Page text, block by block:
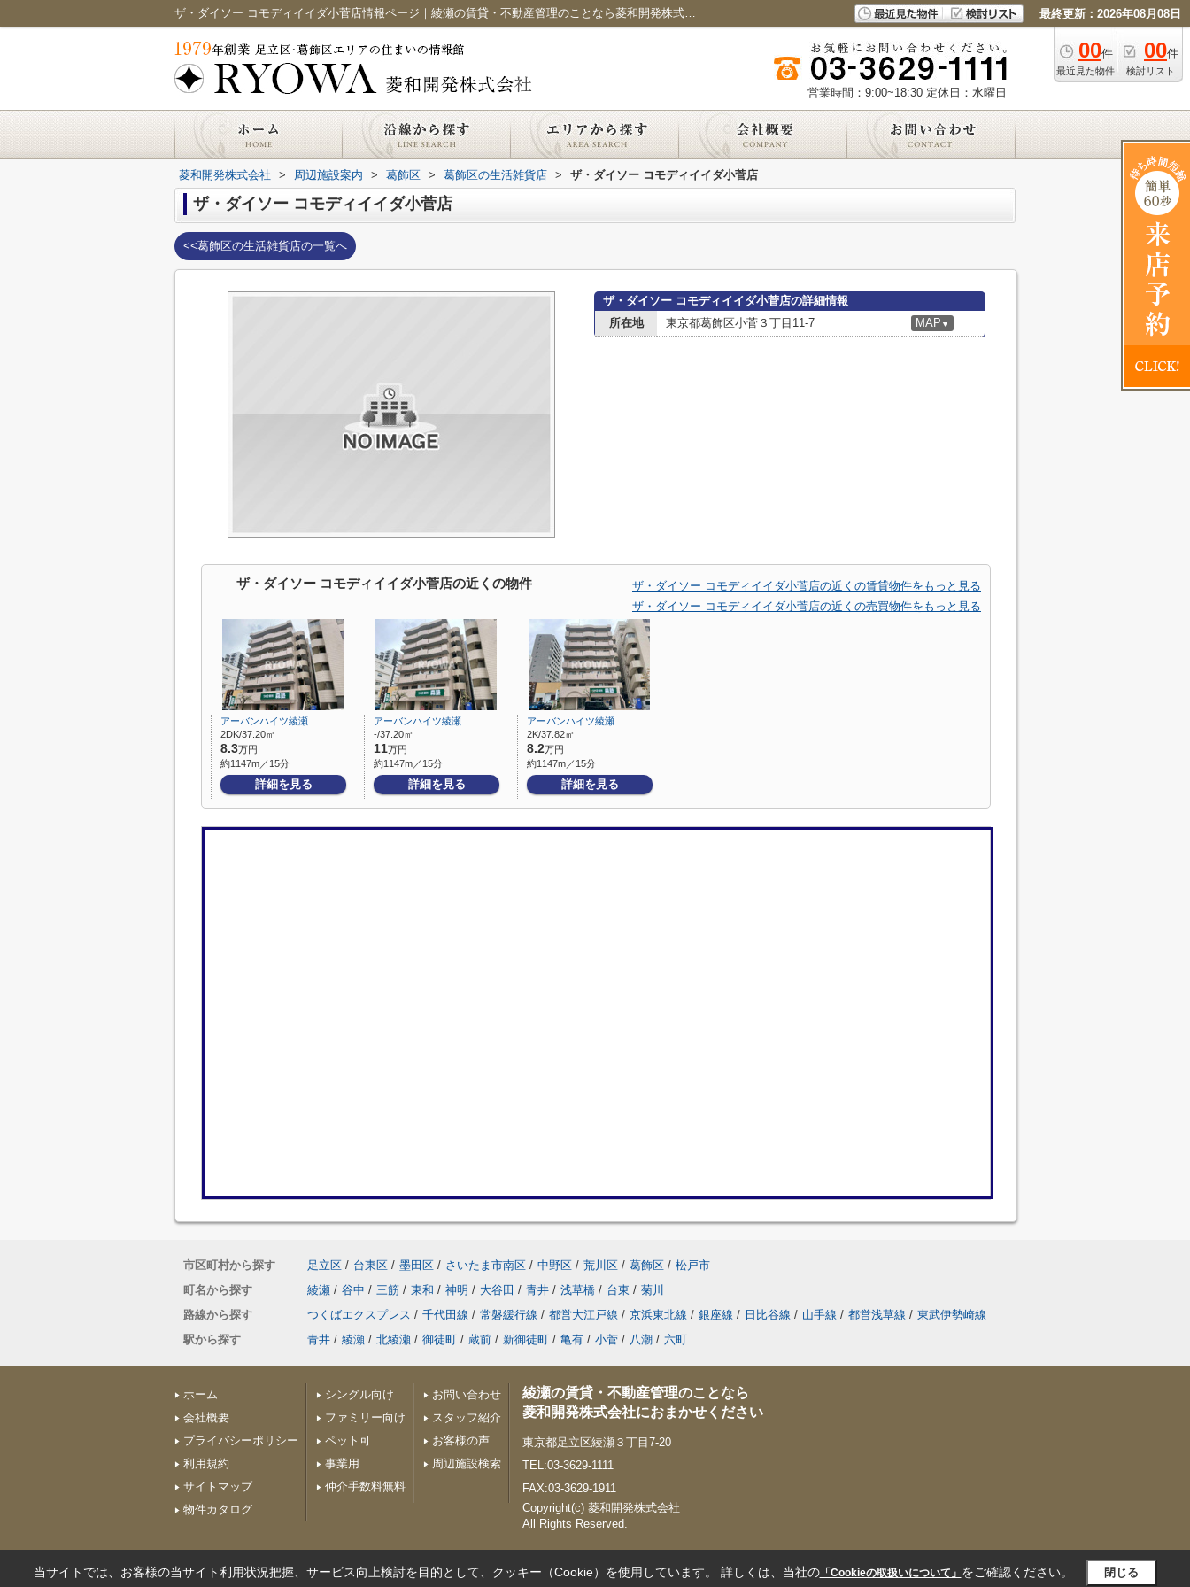
ザ・ダイソー コモディイイダ小菅店情報ページ｜綾瀬の賃貸・不動産管理のことなら菱和開発株式会社におまかせください 最終更新：2026年08月08日
00件
最近見た物件
00件
検討リスト
営業時間：9:00~18:30 定休日：水曜日
菱和開発株式会社 > 周辺施設案内 > 葛飾区 > 葛飾区の生活雑貨店 > ザ・ダイソー コモディイイダ小菅店
ザ・ダイソー コモディイイダ小菅店
<<葛飾区の生活雑貨店の一覧へ
ザ・ダイソー コモディイイダ小菅店の詳細情報
所在地
東京都葛飾区小菅３丁目11-7 MAP ▼
ザ・ダイソー コモディイイダ小菅店の近くの物件
ザ・ダイソー コモディイイダ小菅店の近くの賃貸物件をもっと見る
ザ・ダイソー コモディイイダ小菅店の近くの売買物件をもっと見る
アーバンハイツ綾瀬
2DK/37.20㎡
8.3万円
約1147m／15分
詳細を見る
アーバンハイツ綾瀬
-/37.20㎡
11万円
約1147m／15分
詳細を見る
アーバンハイツ綾瀬
2K/37.82㎡
8.2万円
約1147m／15分
詳細を見る
市区町村から探す 足立区 / 台東区 / 墨田区 / さいたま市南区 / 中野区 / 荒川区 / 葛飾区 / 松戸市
町名から探す
綾瀬 / 谷中 / 三筋 / 東和 / 神明 / 大谷田 / 青井 / 浅草橋 / 台東 / 菊川
路線から探す
つくばエクスプレス / 千代田線 / 常磐緩行線 / 都営大江戸線 / 京浜東北線 / 銀座線 / 日比谷線 / 山手線 / 都営浅草線 / 東武伊勢崎線
駅から探す
青井 / 綾瀬 / 北綾瀬 / 御徒町 / 蔵前 / 新御徒町 / 亀有 / 小菅 / 八潮 / 六町
ホーム
会社概要
プライバシーポリシー
利用規約
サイトマップ
物件カタログ
シングル向け
ファミリー向け
ペット可
事業用
仲介手数料無料
お問い合わせ
スタッフ紹介
お客様の声
周辺施設検索
綾瀬の賃貸・不動産管理のことなら
菱和開発株式会社におまかせください
東京都足立区綾瀬３丁目7-20
TEL:03-3629-1111
FAX:03-3629-1911
Copyright(c) 菱和開発株式会社
All Rights Reserved.
当サイトでは、お客様の当サイト利用状況把握、サービス向上検討を目的として、クッキー（Cookie）を使用しています。 詳しくは、当社の「Cookieの取扱いについて」 をご確認ください。 閉じる